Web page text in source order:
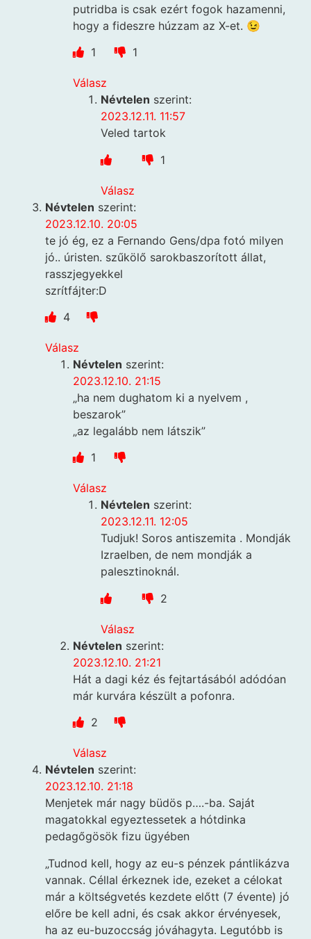
putridba is csak ezért fogok hazamenni,
hogy a fideszre húzzam az X-et. 😉
1
1
Válasz
Névtelen szerint:
2023.12.11. 11:57
Veled tartok
1
Válasz
Névtelen szerint:
2023.12.10. 20:05
te jó ég, ez a Fernando Gens/dpa fotó milyen
jó.. úristen. szűkölő sarokbaszorított állat,
rasszjegyekkel
szrítfájter:D
4
Válasz
Névtelen szerint:
2023.12.10. 21:15
„ha nem dughatom ki a nyelvem ,
beszarok”
„az legalább nem látszik”
1
Válasz
Névtelen szerint:
2023.12.11. 12:05
Tudjuk! Soros antiszemita . Mondják
Izraelben, de nem mondják a
palesztinoknál.
2
Válasz
Névtelen szerint:
2023.12.10. 21:21
Hát a dagi kéz és fejtartásából adódóan
már kurvára készült a pofonra.
2
Válasz
Névtelen szerint:
2023.12.10. 21:18
Menjetek már nagy büdös p….-ba. Saját
magatokkal egyeztessetek a hótdinka
pedagőgösök fizu ügyében
„Tudnod kell, hogy az eu-s pénzek pántlikázva
vannak. Céllal érkeznek ide, ezeket a célokat
már a költségvetés kezdete előtt (7 évente) jó
előre be kell adni, és csak akkor érvényesek,
ha az eu-buzoccság jóváhagyta. Legutóbb is